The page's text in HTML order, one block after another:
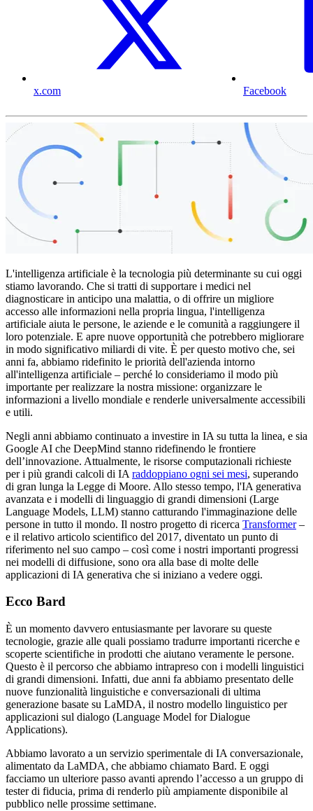
x.com Facebook
L'intelligenza artificiale è la tecnologia più determinante su cui oggi
stiamo lavorando. Che si tratti di supportare i medici nel
diagnosticare in anticipo una malattia, o di offrire un migliore
accesso alle informazioni nella propria lingua, l'intelligenza
artificiale aiuta le persone, le aziende e le comunità a raggiungere il
loro potenziale. E apre nuove opportunità che potrebbero migliorare
in modo significativo miliardi di vite. È per questo motivo che, sei
anni fa, abbiamo ridefinito le priorità dell'azienda intorno
all'intelligenza artificiale – perché lo consideriamo il modo più
importante per realizzare la nostra missione: organizzare le
informazioni a livello mondiale e renderle universalmente accessibili
e utili.
Negli anni abbiamo continuato a investire in IA su tutta la linea, e sia
Google AI che DeepMind stanno ridefinendo le frontiere
dell’innovazione. Attualmente, le risorse computazionali richieste
per i più grandi calcoli di IA raddoppiano ogni sei mesi, superando
di gran lunga la Legge di Moore. Allo stesso tempo, l'IA generativa
avanzata e i modelli di linguaggio di grandi dimensioni (Large
Language Models, LLM) stanno catturando l'immaginazione delle
persone in tutto il mondo. Il nostro progetto di ricerca Transformer–
e il relativo articolo scientifico del 2017, diventato un punto di
riferimento nel suo campo – così come i nostri importanti progressi
nei modelli di diffusione, sono ora alla base di molte delle
applicazioni di IA generativa che si iniziano a vedere oggi.
Ecco Bard
È un momento davvero entusiasmante per lavorare su queste
tecnologie, grazie alle quali possiamo tradurre importanti ricerche e
scoperte scientifiche in prodotti che aiutano veramente le persone.
Questo è il percorso che abbiamo intrapreso con i modelli linguistici
di grandi dimensioni. Infatti, due anni fa abbiamo presentato delle
nuove funzionalità linguistiche e conversazionali di ultima
generazione basate su LaMDA, il nostro modello linguistico per
applicazioni sul dialogo (Language Model for Dialogue
Applications).
Abbiamo lavorato a un servizio sperimentale di IA conversazionale,
alimentato da LaMDA, che abbiamo chiamato Bard. E oggi
facciamo un ulteriore passo avanti aprendo l’accesso a un gruppo di
tester di fiducia, prima di renderlo più ampiamente disponibile al
pubblico nelle prossime settimane.